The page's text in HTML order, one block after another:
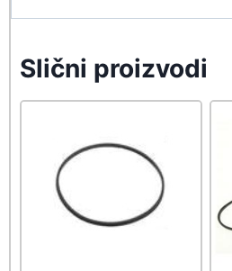
Slični proizvodi